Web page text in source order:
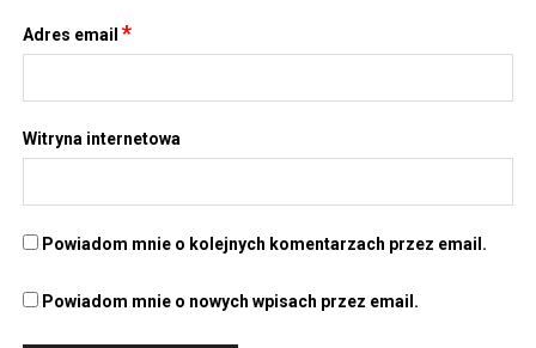
Adres email*
Witryna internetowa
Powiadom mnie o kolejnych komentarzach przez email.
Powiadom mnie o nowych wpisach przez email.